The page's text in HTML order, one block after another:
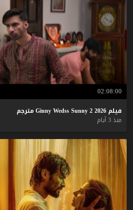
02:08:00
فيلم Ginny Wedss Sunny 2 2026
مترجم
منذ 3 أيام